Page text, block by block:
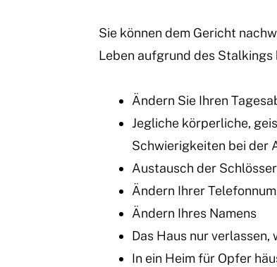
Sie können dem Gericht
Leben aufgrund des
Ändern Sie Ihren
Jegliche körperliche,
Schwierigkeiten bei der
Austausch der
Ändern Ihrer
Ändern Ihres Namens
Das Haus nur
In ein Heim für Opfer